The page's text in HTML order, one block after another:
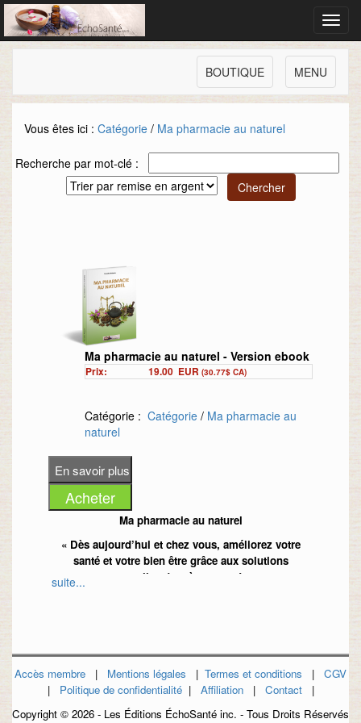
MENU
BOUTIQUE
Vous êtes ici : Catégorie / Ma pharmacie au naturel
Recherche par mot-clé :
Ma pharmacie au naturel - Version ebook
Prix: 19.00 EUR (30.77$ CA)
Catégorie : Catégorie / Ma pharmacie au
naturel
Ma pharmacie au naturel
« Dès aujourd’hui et chez vous, améliorez votre
santé et votre bien être grâce aux solutions
naturelles de mère nature! »
différence près que les plantes ne provoquent aucun
effet secondaire?
Saviez-vous que près de chez vous, vous pourriez
suite...
Accès membre | Mentions légales | Termes et conditions | CGV
| Politique de confidentialité| Affiliation| Contact|
Copyright © 2026 - Les Éditions ÉchoSanté inc. - Tous Droits Réservés